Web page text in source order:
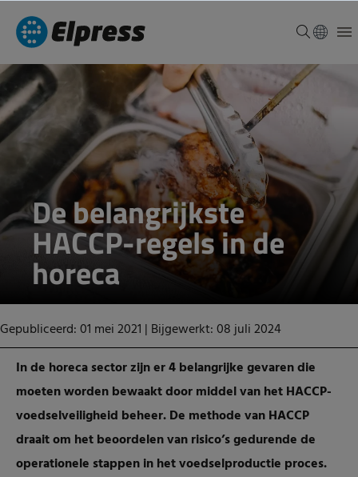
De belangrijkste
HACCP-regels in de
horeca
Gepubliceerd: 01 mei 2021 | Bijgewerkt: 08 juli 2024
In de horeca sector zijn er 4 belangrijke gevaren die
moeten worden bewaakt door middel van het HACCP-
voedselveiligheid beheer. De methode van HACCP
draait om het beoordelen van risico’s gedurende de
operationele stappen in het voedselproductie proces.